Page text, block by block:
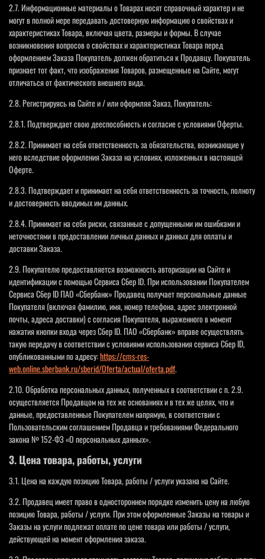
2.7. Информационные материалы о Товарах носят справочный характер и не
могут в полной мере передавать достоверную информацию о свойствах и
характеристиках Товара, включая цвета, размеры и формы. В случае
возникновения вопросов о свойствах и характеристиках Товара перед
оформлением Заказа Покупатель должен обратиться к Продавцу. Покупатель
признает тот факт, что изображения Товаров, размещенные на Сайте, могут
отличаться от фактического внешнего вида.
2.8. Регистрируясь на Сайте и / или оформляя Заказ, Покупатель:
2.8.1. Подтверждает свою дееспособность и согласие с условиями Оферты.
2.8.2. Принимает на себя ответственность за обязательства, возникающие у
него вследствие оформления Заказа на условиях, изложенных в настоящей
Оферте.
2.8.3. Подтверждает и принимает на себя ответственность за точность, полноту
и достоверность вводимых им данных.
2.8.4. Принимает на себя риски, связанные с допущенными им ошибками и
неточностями в предоставлении личных данных и данных для оплаты и
доставки Заказа.
2.9. Покупателю предоставляется возможность авторизации на Сайте и
идентификации с помощью Сервиса Сбер ID. При использовании Покупателем
Сервиса Сбер ID ПАО «Сбербанк» Продавец получает персональные данные
Покупателя (включая фамилию, имя, номер телефона, адрес электронной
почты, адреса доставки) с согласия Покупателя, выраженного в момент
нажатия кнопки входа через Сбер ID. ПАО «Сбербанк» вправе осуществлять
такую передачу в соответствии с условиями использования сервиса Сбер ID,
опубликованными по адресу:https://cms-res-
web.online.sberbank.ru/sberid/Oferta/actual/oferta.pdf.
2.10. Обработка персональных данных, полученных в соответствии с п. 2.9.
осуществляется Продавцом на тех же основаниях и в тех же целях, что и
данные, предоставленные Покупателем напрямую, в соответствии с
Пользовательским соглашением Продавца и требованиями Федерального
закона № 152-ФЗ «О персональных данных».
3. Цена товара, работы, услуги
3.1. Цена на каждую позицию Товара, работы / услуги указана на Сайте.
3.2. Продавец имеет право в одностороннем порядке изменить цену на любую
позицию Товара, работы / услуги. При этом оформленные Заказы на товары и
Заказы на услуги подлежат оплате по цене товара или работы / услуги,
действующей на момент оформления заказа.